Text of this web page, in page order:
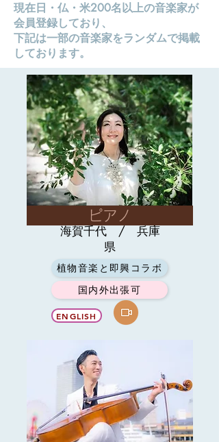
現在日・仏・米200名以上の音楽家が
会員登録しており、
下記は一部の音楽家をランダムで掲載
しております。
ピアノ
海賀千代 / 兵庫
県
植物音楽と即興コラボ
国内外出張可
ENGLISH